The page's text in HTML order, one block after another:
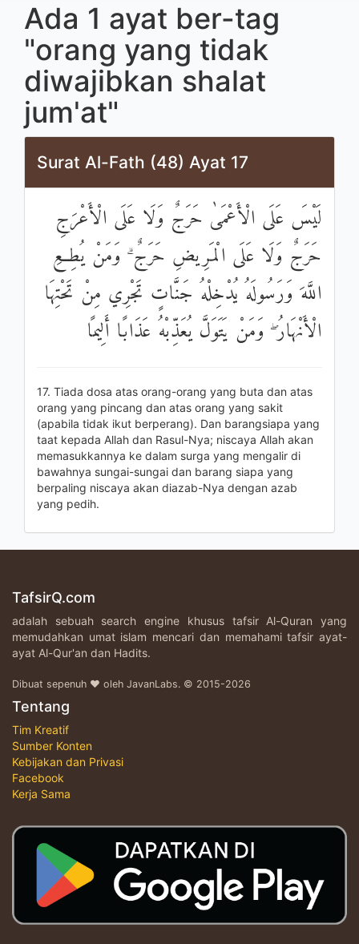
Ada 1 ayat ber-tag
"orang yang tidak
diwajibkan shalat
jum'at"
Surat Al-Fath (48) Ayat 17
لَيْسَ عَلَى الْأَعْمَىٰ حَرَجٌ وَلَا عَلَى الْأَعْرَجِ
حَرَجٌ وَلَا عَلَى الْمَرِيضِ حَرَجٌ ۗ وَمَنْ يُطِعِ
اللَّهَ وَرَسُولَهُ يُدْخِلْهُ جَنَّاتٍ تَجْرِي مِنْ تَحْتِهَا
الْأَنْهَارُ ۖ وَمَنْ يَتَوَلَّ يُعَذِّبْهُ عَذَابًا أَلِيمًا
17. Tiada dosa atas orang-orang yang buta dan atas
orang yang pincang dan atas orang yang sakit
(apabila tidak ikut berperang). Dan barangsiapa yang
taat kepada Allah dan Rasul-Nya; niscaya Allah akan
memasukkannya ke dalam surga yang mengalir di
bawahnya sungai-sungai dan barang siapa yang
berpaling niscaya akan diazab-Nya dengan azab
yang pedih.
TafsirQ.com
adalah sebuah search engine khusus tafsir Al-Quran yang
memudahkan umat islam mencari dan memahami tafsir ayat-
ayat Al-Qur'an dan Hadits.
Dibuat sepenuh ♥ oleh JavanLabs. © 2015-2026
Tentang
Tim Kreatif
Sumber Konten
Kebijakan dan Privasi
Facebook
Kerja Sama